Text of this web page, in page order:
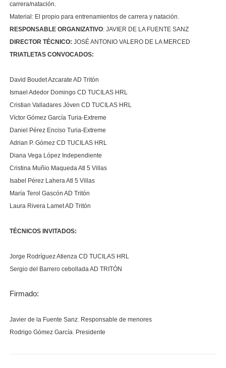
carrera/natación.
Material: El propio para entrenamientos de carrera y natación.
RESPONSABLE ORGANIZATIVO: JAVIER DE LA FUENTE SANZ
DIRECTOR TÉCNICO:JOSÉ ANTONIO VALERO DE LA MERCED
TRIATLETAS CONVOCADOS:
David Boudet Azcarate AD Tritón
Ismael Adedor Domingo CD TUCILAS HRL
Cristian Valladares Jóven CD TUCILAS HRL
Víctor Gómez García Turia-Extreme
Daniel Pérez Enciso Turia-Extreme
Adrian P. Gómez CD TUCILAS HRL
Diana Vega López Independiente
Cristina Muñio Maqueda Atl 5 Villas
Isabel Pérez Lahera Atl 5 Villas
María Terol Gascón AD Tritón
Laura Rivera LametAD Tritón
TÉCNICOS INVITADOS:
Jorge Rodríguez Atienza CD TUCILAS HRL
Sergio del Barrero cebollada AD TRITÓN
Firmado:
Javier de la Fuente Sanz. Responsable de menores
Rodrigo Gómez García. Presidente